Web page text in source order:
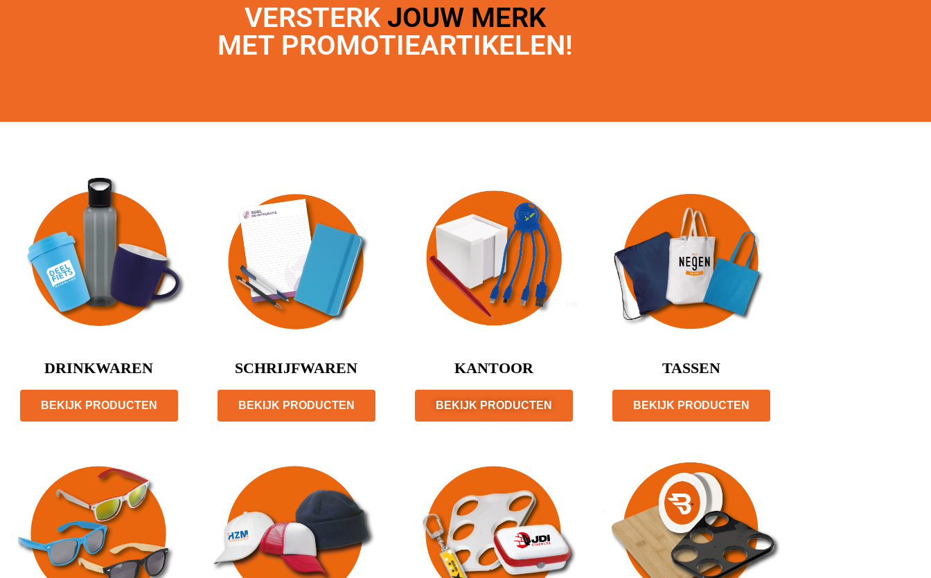
VERSTERKJOUW MERK
MET PROMOTIEARTIKELEN!
DRINKWAREN
BEKIJK PRODUCTEN
SCHRIJFWAREN
BEKIJK PRODUCTEN
KANTOOR
BEKIJK PRODUCTEN
TASSEN
BEKIJK PRODUCTEN